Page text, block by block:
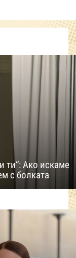
ти“: Ако искаме
с болката